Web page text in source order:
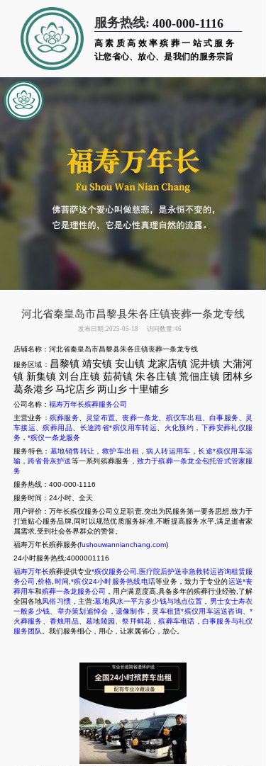
服务热线: 400-000-1116
高素质高效率殡葬一站式服务
让您省心、放心、是我们的服务宗旨
河北省秦皇岛市昌黎县朱各庄镇丧葬一条龙专线
发布日期:2025-05-18 访问数量:46
店铺名称：河北省秦皇岛市昌黎县朱各庄镇丧葬一条龙专线
服务区域： 昌黎镇 靖安镇 安山镇 龙家店镇 泥井镇 大蒲河
镇 新集镇 刘台庄镇 茹荷镇 朱各庄镇 荒佃庄镇 团林乡
葛条港乡 马坨店乡 两山乡 十里铺乡
公司名称： 福寿万年长殡葬服务公司
主营业务： 殡葬服务、 灵堂布置 、丧葬一条龙 殡仪车出租 、白事服务
灵
车接运 、殡葬用品 长途跨省*殡仪用车转运 火化预约 ， 下葬安葬礼仪服
务， *殡仪一条龙服务
服务特色： 墓地销售转让 ， 救护车出租 ，病人转运用车 ，长途*殡仪用车运
输，跨省骨灰护送等一系列殡葬服务， 致力于殡葬一条龙全包托管式管家服
务
服务热线：400-000-1116
服务时间：24小时、全天
用户评价：万年长殡仪服务公司立足职责,突出为民服务第一要务思想,致力于
打造贴心服务品牌,同时以规范优质服务标准,不断提高服务水平,满足逝者家
属需求,受到社会各界群众的赞誉。
福寿万年长殡葬服务(fushouwannianchang.com)
24小时服务热线:4000001116
福寿万年长殡葬提供专业*殡仪服务公司 医疗院后护送非急救转运咨询租赁服
务公司 价格 时间 *殡仪24小时服务热线电话等业务，致力于专业的运送*丧
葬用车和殡葬一条龙服务公司
，用户满意度高,具备多年的殡葬行业经验,了解
全国各地风俗习惯，主营:墓地风水一平方多少钱与地点位置 ， 男士女士寿衣
一般多少钱
举办策划追悼会 ， 遗像制作， 灵车租赁*殡仪用车运送咨询 、*
火葬服务
香烛用品、墓地陵园 、祭拜鲜花 ，殡葬车电话 ， 白事服务与礼仪
服务团队
。我们服务细心，用心，让家属省心，放心。